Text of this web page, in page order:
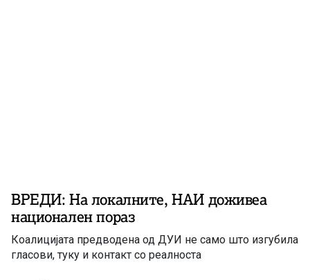
ВРЕДИ: На локалните, НАИ доживеа
национален пораз
Коалицијата предводена од ДУИ не само што изгубила
гласови, туку и контакт со реалноста